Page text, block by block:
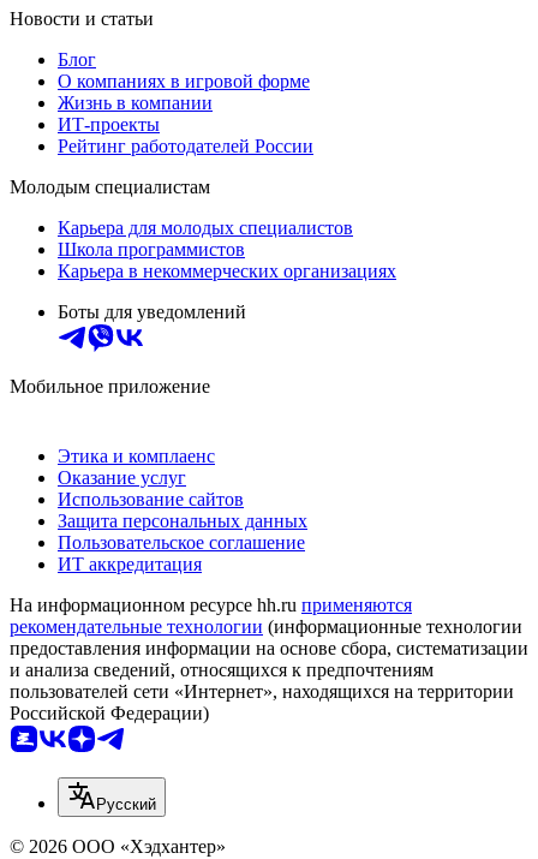
Новости и статьи
Блог
О компаниях в игровой форме
Жизнь в компании
ИТ-проекты
Рейтинг работодателей России
Молодым специалистам
Карьера для молодых специалистов
Школа программистов
Карьера в некоммерческих организациях
Боты для уведомлений
Мобильное приложение
Этика и комплаенс
Оказание услуг
Использование сайтов
Защита персональных данных
Пользовательское соглашение
ИТ аккредитация
На информационном ресурсе hh.ru применяются
рекомендательные технологии (информационные технологии
предоставления информации на основе сбора, систематизации
и анализа сведений, относящихся к предпочтениям
пользователей сети «Интернет», находящихся на территории
Российской Федерации)
Русский
© 2026 ООО «Хэдхантер»